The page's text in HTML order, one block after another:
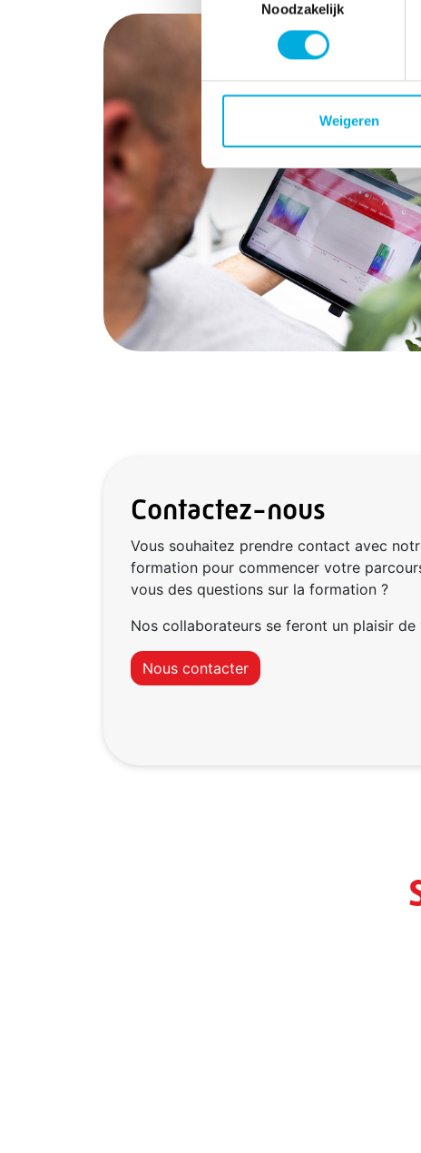
Noodzakelijk
Weigeren
Contactez-nous
Vous souhaitez prendre contact avec
formation pour commencer votre
vous des questions sur la formation ?
Nos collaborateurs se feront un plaisir de
Nous contacter